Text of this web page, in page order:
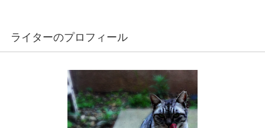
ライターのプロフィール